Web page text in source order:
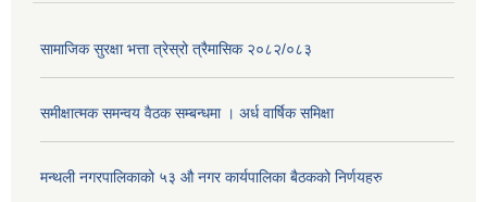
सामाजिक सुरक्षा भत्ता त्रेस्रो त्रैमासिक २०८२/०८३
समीक्षात्मक समन्वय वैठक सम्बन्धमा । अर्ध वार्षिक समिक्षा
मन्थली नगरपालिकाको ५३ औ नगर कार्यपालिका बैठकको निर्णयहरु